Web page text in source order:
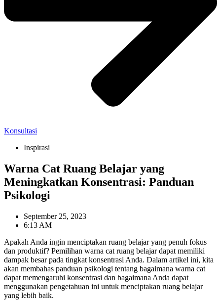
Konsultasi
Inspirasi
Warna Cat Ruang Belajar yang
Meningkatkan Konsentrasi: Panduan
Psikologi
September 25, 2023
6:13 AM
Apakah Anda ingin menciptakan ruang belajar yang penuh fokus
dan produktif? Pemilihan warna cat ruang belajar dapat memiliki
dampak besar pada tingkat konsentrasi Anda. Dalam artikel ini, kita
akan membahas panduan psikologi tentang bagaimana warna cat
dapat memengaruhi konsentrasi dan bagaimana Anda dapat
menggunakan pengetahuan ini untuk menciptakan ruang belajar
yang lebih baik.